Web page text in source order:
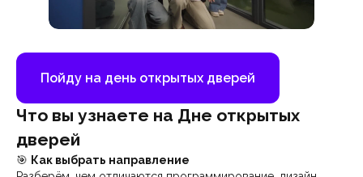
Пойду на день открытых дверей
Что вы узнаете на Дне открытых
дверей
🎯 Как выбрать направление